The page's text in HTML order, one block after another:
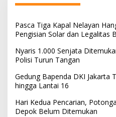
Pasca Tiga Kapal Nelayan
Pengisian Solar dan Legalitas
Nyaris 1.000 Senjata
Polisi Turun Tangan
Gedung Bapenda DKI Jakarta
hingga Lantai 16
Hari Kedua Pencarian,
Depok Belum Ditemukan